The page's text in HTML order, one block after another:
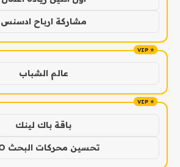
مشاركة ارباح ادسنس
عالم الشباب
باقة باك لينك
تحسين محركات البحث SEO